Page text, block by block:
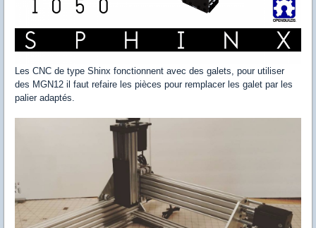
Les CNC de type Shinx fonctionnent avec des galets, pour utiliser
des MGN12 il faut refaire les pièces pour remplacer les galet par les
palier adaptés.